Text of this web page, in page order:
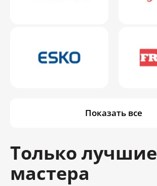
Показать все
Только лучшие
мастера